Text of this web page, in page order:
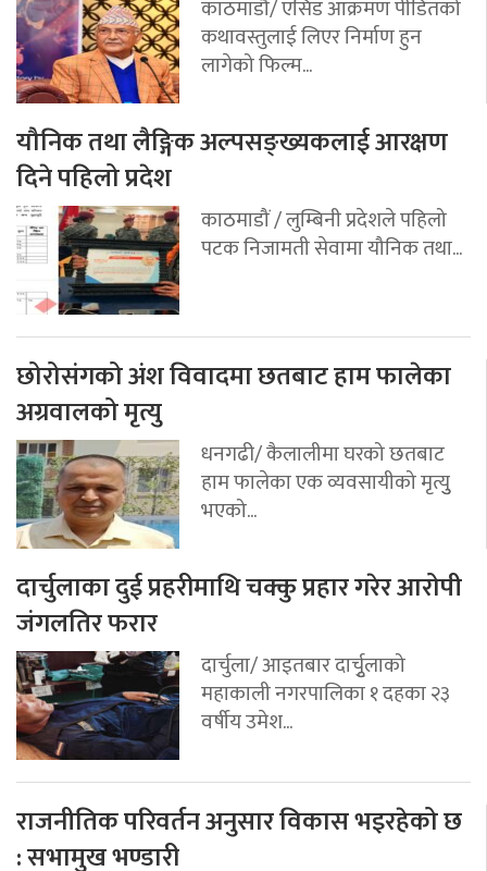
काठमाडौ/ एसिड आक्रमण पीडितको
कथावस्तुलाई लिएर निर्माण हुन
लागेको फिल्म...
यौनिक तथा लैङ्गिक अल्पसङ्ख्यकलाई आरक्षण
दिने पहिलो प्रदेश
काठमाडौं / लुम्बिनी प्रदेशले पहिलो
पटक निजामती सेवामा यौनिक तथा...
छोरोसंगको अंश विवादमा छतबाट हाम फालेका
अग्रवालको मृत्यु
धनगढी/ कैलालीमा घरको छतबाट
हाम फालेका एक व्यवसायीको मृत्युु
भएको...
दार्चुलाका दुई प्रहरीमाथि चक्कु प्रहार गरेर आरोपी
जंगलतिर फरार
दार्चुला/ आइतबार दार्चुृलाको
महाकाली नगरपालिका १ दहका २३
वर्षीय उमेश...
राजनीतिक परिवर्तन अनुसार विकास भइरहेको छ
: सभामुख भण्डारी